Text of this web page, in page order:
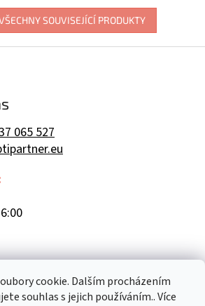
cookie. Dalším procházením
souhlas s jejich používáním.. Více
SOUVISEJÍCÍ PRODUKTY
065 527